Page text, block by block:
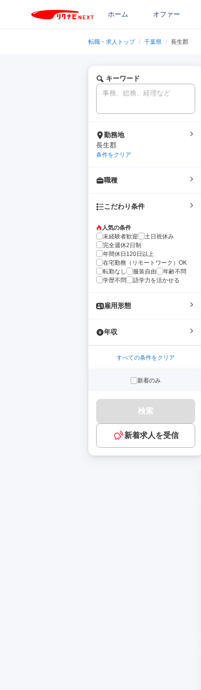
ホーム オファー
転職・求人トップ / 千葉県 / 長生郡
キーワード
勤務地
長生郡
条件をクリア
職種
こだわり条件
人気の条件
未経験者歓迎
土日祝休み
完全週休2日制
年間休日120日以上
在宅勤務（リモートワーク）OK
転勤なし
服装自由
年齢不問
学歴不問
語学力を活かせる
雇用形態
年収
すべての条件をクリア
新着のみ
検索
新着求人を受信